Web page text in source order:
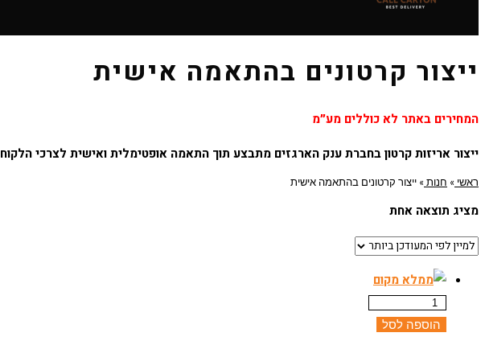
ייצור קרטונים בהתאמה אישית
המחירים באתר לא כוללים מע״מ
ייצור אריזות קרטון בחברת ענק הארגזים מתבצע תוך התאמה אופטימלית ואישית לצרכי הלקוח
ראשי » חנות » ייצור קרטונים בהתאמה אישית
מציג תוצאה אחת
הוספה לסל